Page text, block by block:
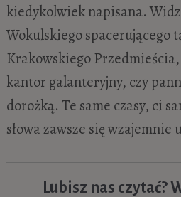
kiedykolwiek napisana.
Wokulskiego spacerującego
Krakowskiego Przedmieścia,
kantor galanteryjny, czy
dorożką. Te same czasy, ci
słowa zawsze się wzajemnie
Lubisz nas czytać?